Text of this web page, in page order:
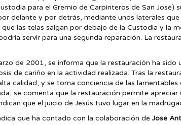
para el Gremio de Carpinteros de San José)
delante y por detrás, mediante unos laterales que
las telas salgan por debajo de la Custodia y la
servir para una segunda reparación. La
de 2001, se informa que la restauración ha sido
de cariño en la actividad realizada. Tras la
calidad, y se toma conciencia de las
se comenta que la restauración permite
que el juicio de Jesús tuvo lugar en la
que ha contado con la colaboración de Jose